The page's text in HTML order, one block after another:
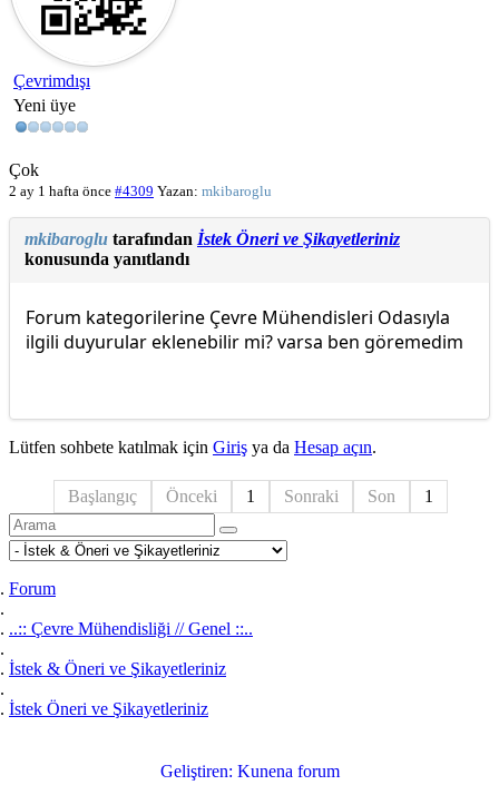
Çevrimdışı
Yeni üye
Çok
2 ay 1 hafta önce #4309 Yazan: mkibaroglu
mkibaroglu tarafından İstek Öneri ve Şikayetleriniz
konusunda yanıtlandı
Forum kategorilerine Çevre Mühendisleri Odasıyla
ilgili duyurular eklenebilir mi? varsa ben göremedim
Lütfen sohbete katılmak için Giriş ya da Hesap açın.
Başlangıç Önceki 1 Sonraki Son 1
Forum
..:: Çevre Mühendisliği // Genel ::..
İstek & Öneri ve Şikayetleriniz
İstek Öneri ve Şikayetleriniz
Geliştiren: Kunena forum